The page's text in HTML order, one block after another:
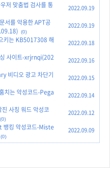
저 맞춤법 검사를 통
2022.09.19
서를 악용한 APT공
(0)
2022.09.19
키는 KB5017308 해
2022.09.18
사이트-xrjrnqi(202
2022.09.16
비디오 광고 차단기
2022.09.15
치는 악성코드-Pega
2022.09.14
사칭 워드 악성코
(0)
2022.09.12
뱅킹 악성코드-Miste
(0)
2022.09.09